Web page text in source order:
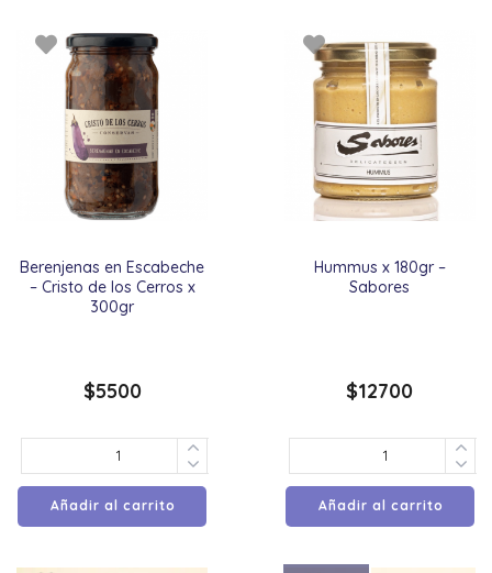
Berenjenas en Escabeche
– Cristo de los Cerros x
300gr
$5500
Añadir al carrito
Hummus x 180gr –
Sabores
$12700
Añadir al carrito